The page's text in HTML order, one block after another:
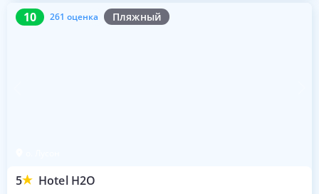
10 261 оценка Пляжный
5 Hotel H2O
10 261 оценка